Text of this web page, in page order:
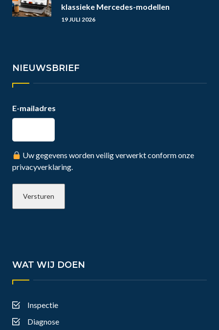
klassieke Mercedes-modellen
19 JULI 2026
NIEUWSBRIEF
E-mailadres
Uw gegevens worden veilig verwerkt conform onze
privacyverklaring.
WAT WIJ DOEN
Inspectie
Diagnose